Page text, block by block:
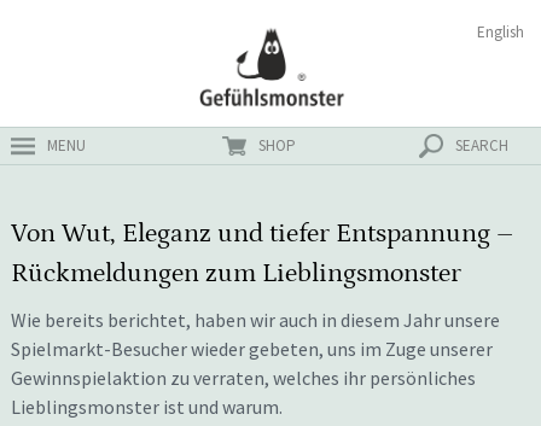
MENU SHOP SEARCH
English
Von Wut, Eleganz und tiefer Entspannung –
Rückmeldungen zum Lieblingsmonster
Wie bereits berichtet, haben wir auch in diesem Jahr unsere
Spielmarkt-Besucher wieder gebeten, uns im Zuge unserer
Gewinnspielaktion zu verraten, welches ihr persönliches
Lieblingsmonster ist und warum.